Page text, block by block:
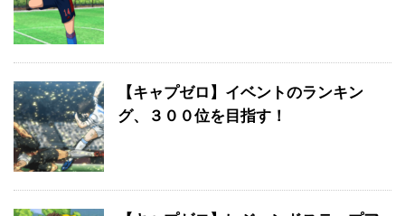
【キャプゼロ】イベントのランキン
グ、３００位を目指す！